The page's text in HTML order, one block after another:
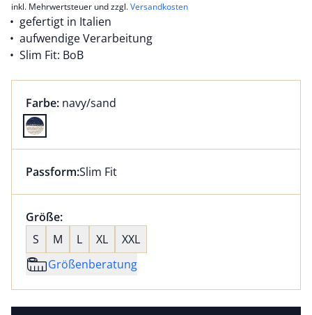
inkl. Mehrwertsteuer und zzgl.Versandkosten
gefertigt in Italien
aufwendige Verarbeitung
Slim Fit: BoB
Farbauswahl:
Farbe: aktuell ausgewählt:
navy/sand
Farbe navy/sand ausgewählt
Dieser Artikel hat die Passform Slim Fit. für
Passform:Slim Fit
Größenauswahl:
Größe:nichts ausgewählt
S
M L XL
XXL
Größenberatung